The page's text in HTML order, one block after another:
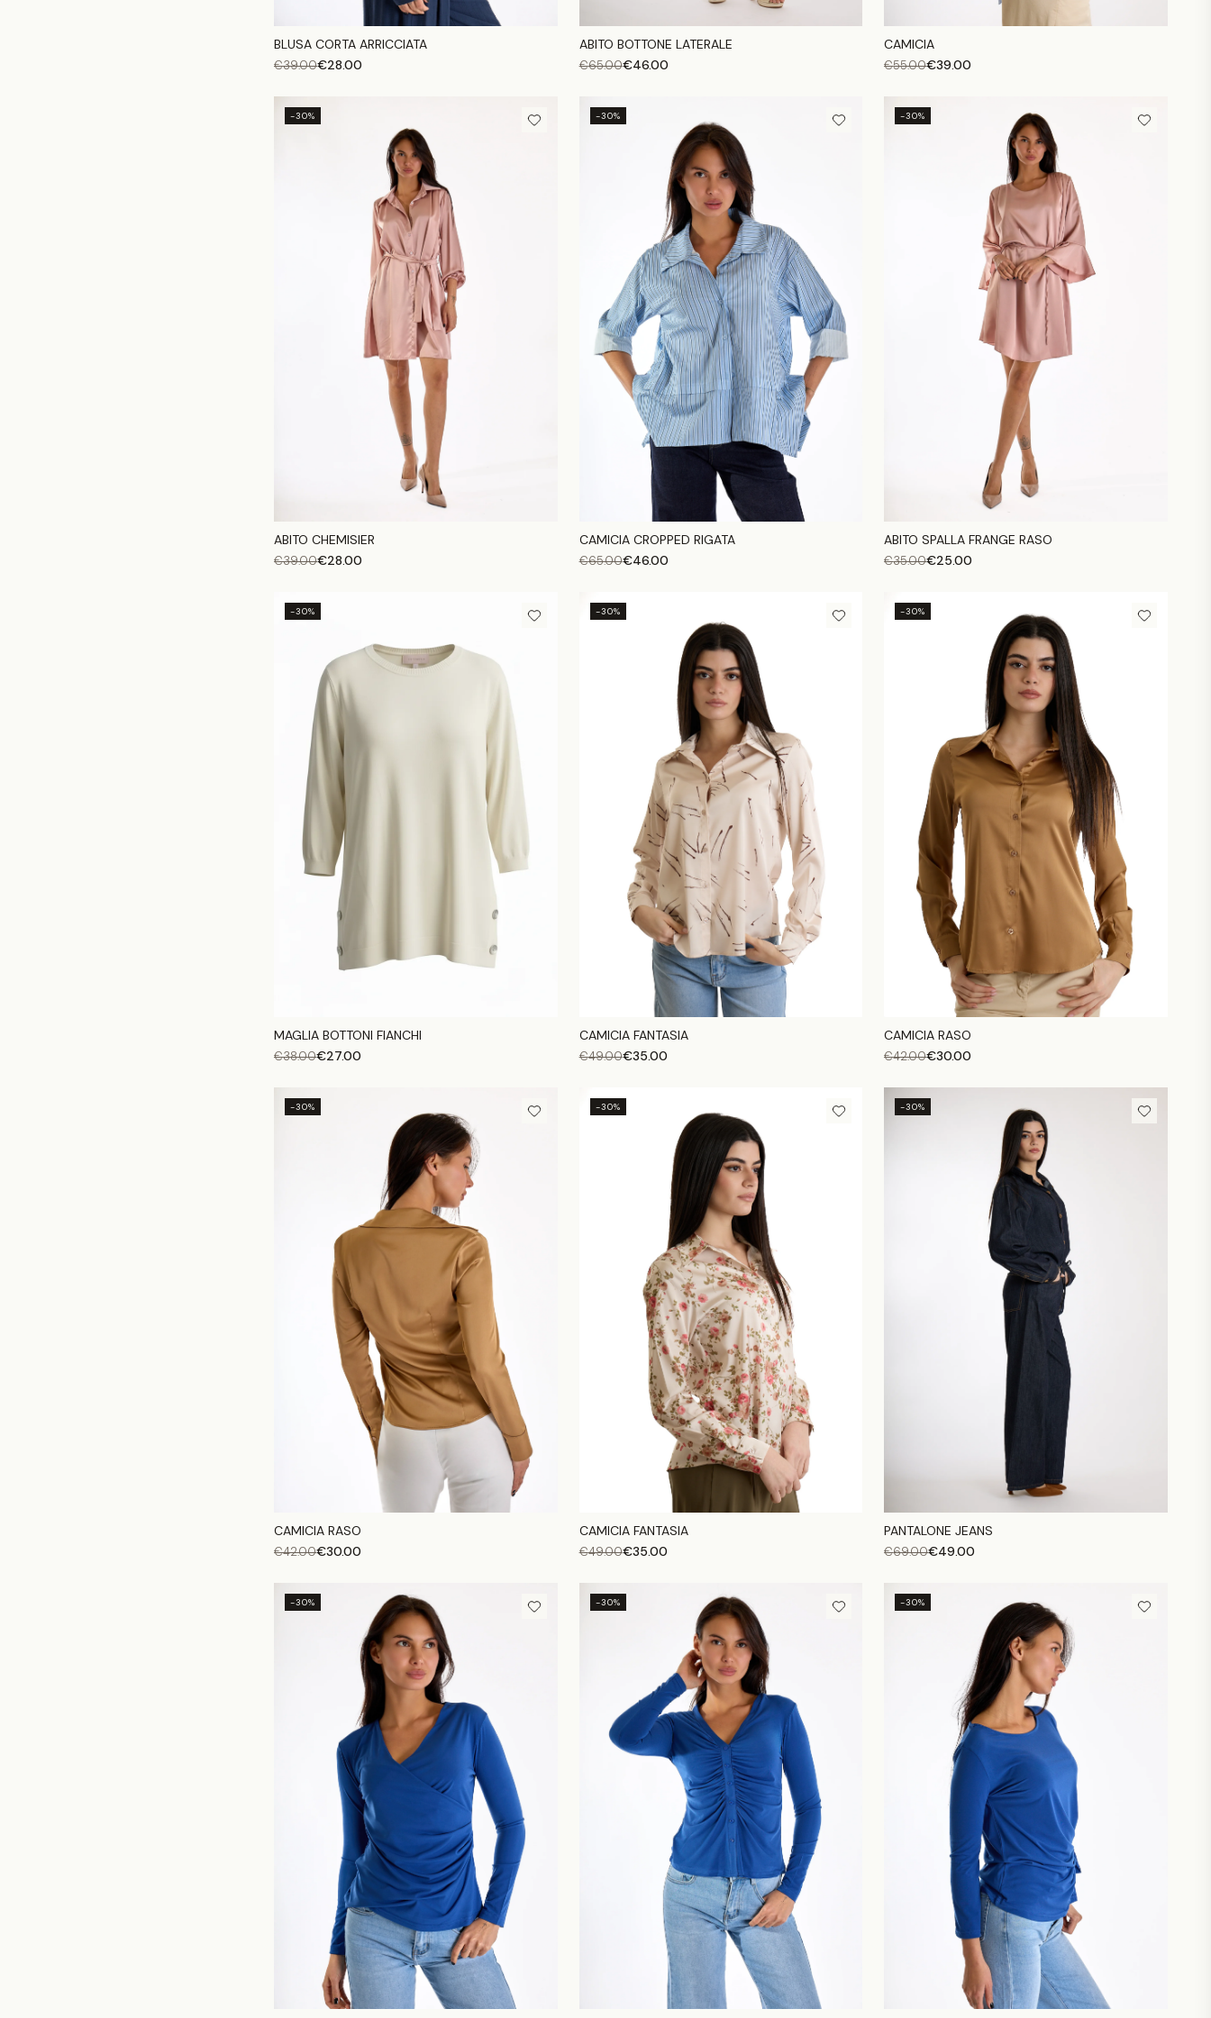
BLUSA CORTA ARRICCIATA
€39.00€28.00
ABITO BOTTONE LATERALE
€65.00€46.00
CAMICIA
€55.00€39.00
-30%
ABITO CHEMISIER
€39.00€28.00
-30%
CAMICIA CROPPED RIGATA
€65.00€46.00
-30%
ABITO SPALLA FRANGE RASO
€35.00€25.00
-30%
MAGLIA BOTTONI FIANCHI
€38.00€27.00
-30%
CAMICIA FANTASIA
€49.00€35.00
-30%
CAMICIA RASO
€42.00€30.00
-30%
CAMICIA RASO
€42.00€30.00
-30%
CAMICIA FANTASIA
€49.00€35.00
-30%
PANTALONE JEANS
€69.00€49.00
-30% -30% -30%